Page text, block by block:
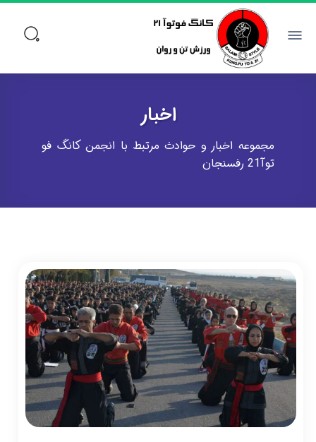
اخبار
مجموعه اخبار و حوادث مرتبط با انجمن کانگ فو
توآ21 رفسنجان